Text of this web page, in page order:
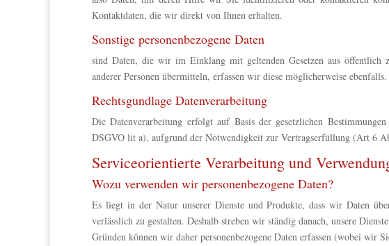
Kontaktdaten, die wir direkt von Ihnen erhalten.
Sonstige personenbezogene Daten
sind Daten, die wir im Einklang mit geltenden Gesetzen aus öffentlich
anderer Personen übermitteln, erfassen wir diese möglicherweise
Rechtsgundlage Datenverarbeitung
Die Datenverarbeitung erfolgt auf Basis der gesetzlichen
DSGVO lit a), aufgrund der Notwendigkeit zur Vertragserfüllung (Art 6
Serviceorientierte Verarbeitung und
Wozu verwenden wir personenbezogene Daten?
Es liegt in der Natur unserer Dienste und Produkte, dass wir Daten
verlässlich zu gestalten. Deshalb streben wir ständig danach, unsere
Gründen können wir daher personenbezogene Daten erfassen (wobei wir